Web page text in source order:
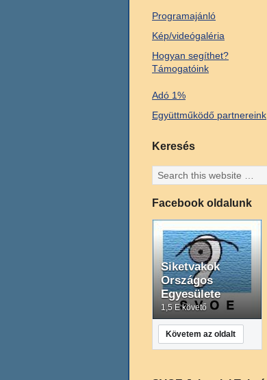
Programajánló
Kép/videógaléria
Hogyan segíthet?
Támogatóink
Adó 1%
Együttműködő partnereink
Keresés
Facebook oldalunk
Siketvakok
Országos
Egyesülete
1,5 E követő
Követem az oldalt